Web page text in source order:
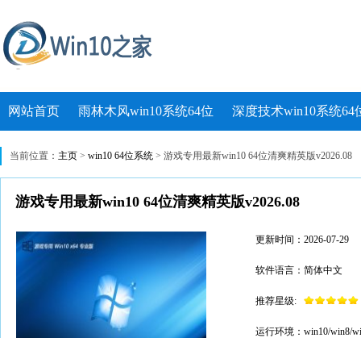
网站首页 雨林木风win10系统64位 深度技术win10系统64
当前位置： 主页 > win10 64位系统 > 游戏专用最新win10 64位清爽精英版v2026.08
游戏专用最新win10 64位清爽精英版v2026.08
更新时间：2026-07-29
软件语言：简体中文
推荐星级:
运行环境：win10/win8/